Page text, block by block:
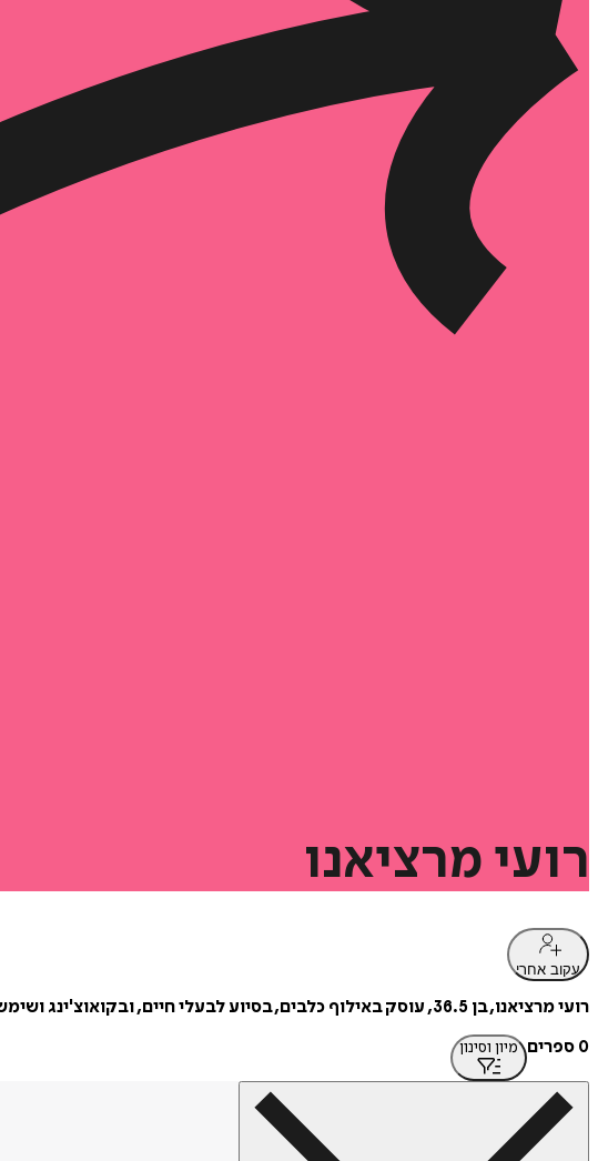
רועי מרציאנו
עקוב אחרי
רועי מרציאנו, בן 36.5, עוסק באילוף כלבים, בסיוע לבעלי חיים, ובקואוצ'ינג ושימש מדריך לנוער בסיכון. אוהב לכתוב. מתחבר מאוד לים, לטבע ולטיולי ג'יפים, גר באילת.
0 ספרים
מיון וסינון